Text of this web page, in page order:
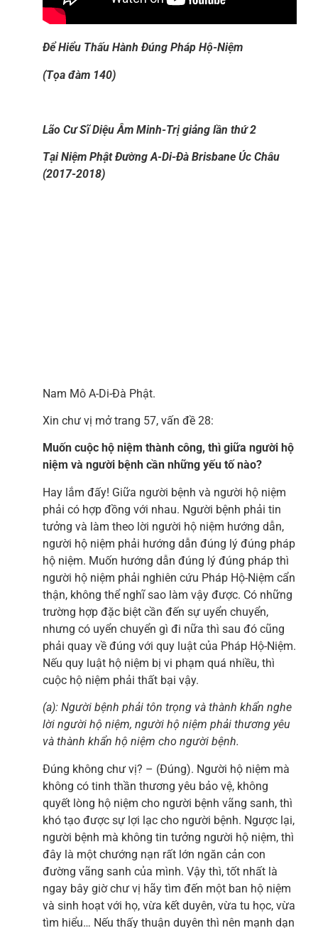
Để Hiểu Thấu Hành Đúng Pháp Hộ-Niệm
(Tọa đàm 140)
Lão Cư Sĩ Diệu Âm Minh-Trị giảng lần thứ 2
Tại Niệm Phật Đường A-Di-Đà Brisbane Úc Châu
(2017-2018)
Nam Mô A-Di-Đà Phật.
Xin chư vị mở trang 57, vấn đề 28:
Muốn cuộc hộ niệm thành công, thì giữa người hộ
niệm và người bệnh cần những yếu tố nào?
Hay lắm đấy! Giữa người bệnh và người hộ niệm
phải có hợp đồng với nhau. Người bệnh phải tin
tưởng và làm theo lời người hộ niệm hướng dẫn,
người hộ niệm phải hướng dẫn đúng lý đúng pháp
hộ niệm. Muốn hướng dẫn đúng lý đúng pháp thì
người hộ niệm phải nghiên cứu Pháp Hộ-Niệm cẩn
thận, không thể nghĩ sao làm vậy được. Có những
trường hợp đặc biệt cần đến sự uyển chuyển,
nhưng có uyển chuyển gì đi nữa thì sau đó cũng
phải quay về đúng với quy luật của Pháp Hộ-Niệm.
Nếu quy luật hộ niệm bị vi phạm quá nhiều, thì
cuộc hộ niệm phải thất bại vậy.
(a): Người bệnh phải tôn trọng và thành khẩn nghe
lời người hộ niệm, người hộ niệm phải thương yêu
và thành khẩn hộ niệm cho người bệnh.
Đúng không chư vị? – (Đúng). Người hộ niệm mà
không có tinh thần thương yêu bảo vệ, không
quyết lòng hộ niệm cho người bệnh vãng sanh, thì
khó tạo được sự lợi lạc cho người bệnh. Ngược lại,
người bệnh mà không tin tưởng người hộ niệm, thì
đây là một chướng nạn rất lớn ngăn cản con
đường vãng sanh của mình. Vậy thì, tốt nhất là
ngay bây giờ chư vị hãy tìm đến một ban hộ niệm
và sinh hoạt với họ, vừa kết duyên, vừa tu học, vừa
tìm hiểu… Nếu thấy thuận duyên thì nên mạnh dạn